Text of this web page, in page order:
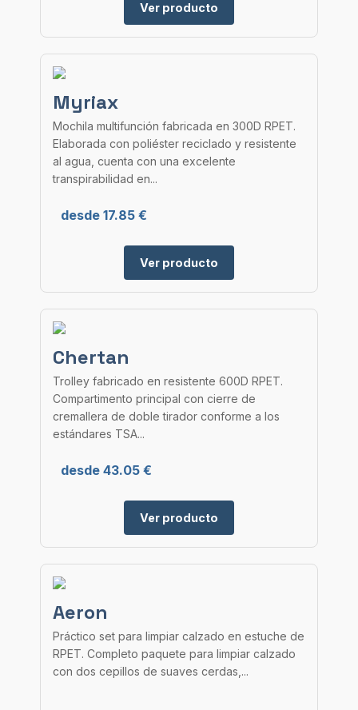
Ver producto
Myriax
Mochila multifunción fabricada en 300D RPET.
Elaborada con poliéster reciclado y resistente
al agua, cuenta con una excelente
transpirabilidad en...
desde 17.85 €
Ver producto
Chertan
Trolley fabricado en resistente 600D RPET.
Compartimento principal con cierre de
cremallera de doble tirador conforme a los
estándares TSA...
desde 43.05 €
Ver producto
Aeron
Práctico set para limpiar calzado en estuche de
RPET. Completo paquete para limpiar calzado
con dos cepillos de suaves cerdas,...